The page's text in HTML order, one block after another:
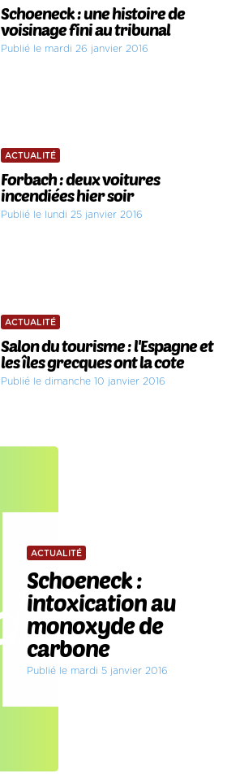
Schoeneck : une histoire de
voisinage fini au tribunal
Publié le mardi 26 janvier 2016
ACTUALITÉ
Forbach : deux voitures
incendiées hier soir
Publié le lundi 25 janvier 2016
ACTUALITÉ
Salon du tourisme : l'Espagne et
les îles grecques ont la cote
Publié le dimanche 10 janvier 2016
ACTUALITÉ
Schoeneck :
intoxication au
monoxyde de
carbone
Publié le mardi 5 janvier 2016